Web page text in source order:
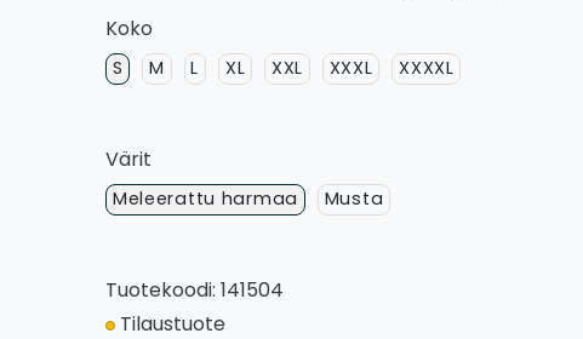
Koko
S M L XL XXL XXXL XXXXL
Värit
Meleerattu harmaa Musta
Tuotekoodi: 141504
Tilaustuote